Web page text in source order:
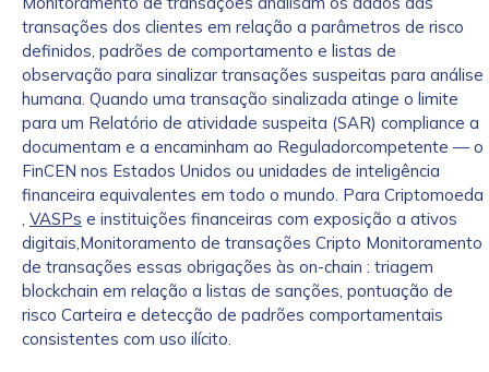
transações dos clientes em relação a parâmetros de risco
definidos, padrões de comportamento e listas de
observação para sinalizar transações suspeitas para análise
humana. Quando uma transação sinalizada atinge o limite
para um Relatório de atividade suspeita (SAR) compliance a
documentam e a encaminham ao Reguladorcompetente — o
FinCEN nos Estados Unidos ou unidades de inteligência
financeira equivalentes em todo o mundo. Para Criptomoeda
, VASPs e instituições financeiras com exposição a ativos
digitais,Monitoramento de transações Cripto Monitoramento
de transações essas obrigações às on-chain : triagem
blockchain em relação a listas de sanções, pontuação de
risco Carteira e detecção de padrões comportamentais
consistentes com uso ilícito.